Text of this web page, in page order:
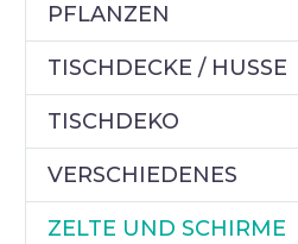
PFLANZEN
TISCHDECKE / HUSSE
TISCHDEKO
VERSCHIEDENES
ZELTE UND SCHIRME